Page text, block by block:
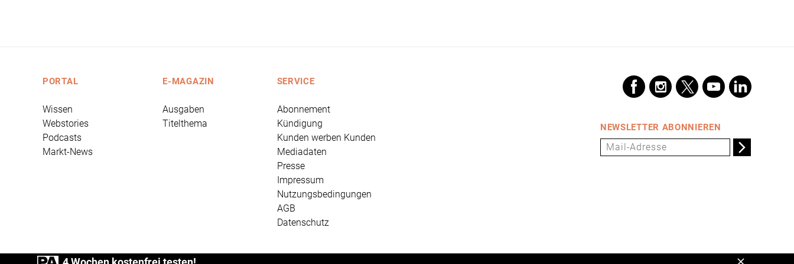
PORTAL
Wissen
Webstories
Podcasts
Markt-News
E-MAGAZIN
Ausgaben
Titelthema
SERVICE
Abonnement
Kündigung
Kunden werben Kunden
Mediadaten
Presse
Impressum
Nutzungsbedingungen
AGB
Datenschutz
NEWSLETTER ABONNIEREN